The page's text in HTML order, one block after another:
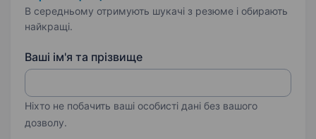
В середньому отримують шукачі з резюме і обирають
найкращі.
Ваші ім'я та прізвище
Ніхто не побачить ваші особисті дані без вашого
дозволу.